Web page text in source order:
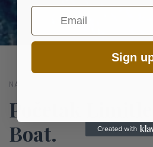
NAŠA PRIČA
Početak
Boat.
Email
Sign